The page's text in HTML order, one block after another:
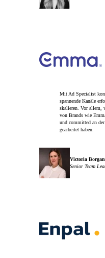
Mit Ad Specialist
spannende Kanäle
skalieren. Vor allem,
von Brands wie
und committed an
gearbeitet haben.
Victoria Borgan
Senior Team